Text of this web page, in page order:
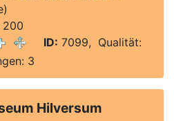
ID: 7099, Qualität:
3
Hilversum